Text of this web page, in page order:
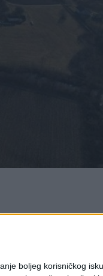
boljeg korisničkog
Gradiške bit će
su danas